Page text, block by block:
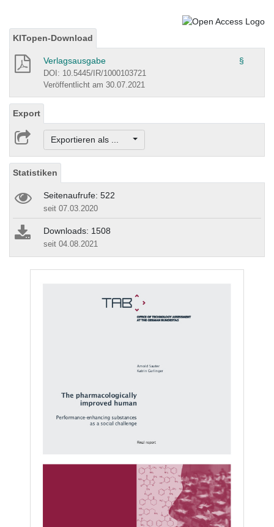
KITopen-Download
Verlagsausgabe §
DOI: 10.5445/IR/1000103721
Veröffentlicht am 30.07.2021
Export
Exportieren als ...
Statistiken
Seitenaufrufe: 522
seit 07.03.2020
Downloads: 1508
seit 04.08.2021